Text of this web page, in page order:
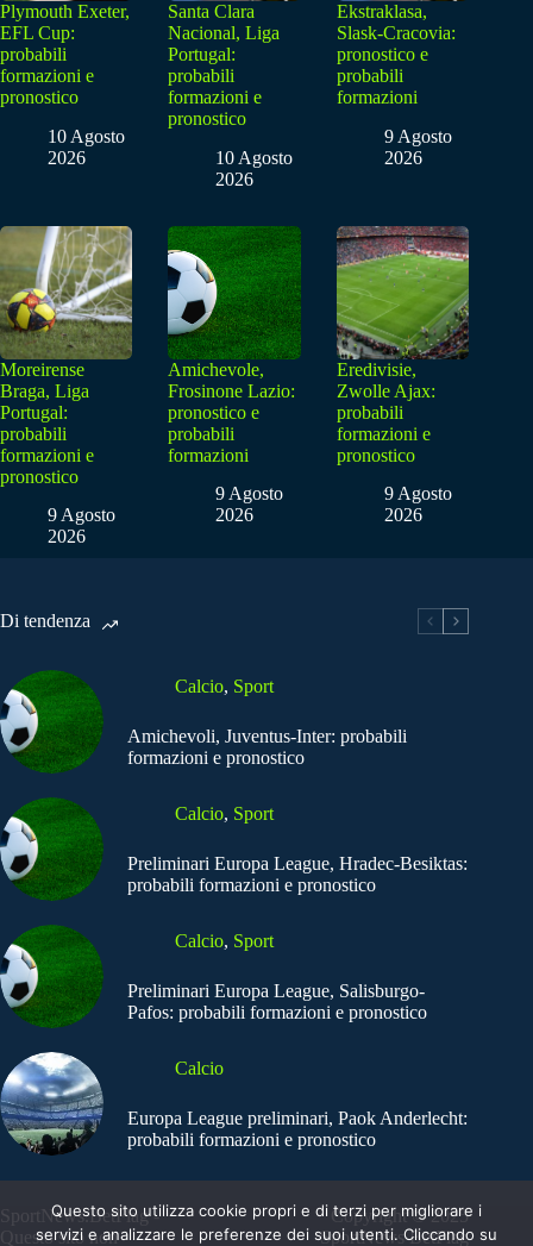
Plymouth Exeter,
EFL Cup:
probabili
formazioni e
pronostico
10 Agosto
2026
Santa Clara
Nacional, Liga
Portugal:
probabili
formazioni e
pronostico
10 Agosto
2026
Ekstraklasa,
Slask-Cracovia:
pronostico e
probabili
formazioni
9 Agosto
2026
Moreirense
Braga, Liga
Portugal:
probabili
formazioni e
pronostico
9 Agosto
2026
Amichevole,
Frosinone Lazio:
pronostico e
probabili
formazioni
9 Agosto
2026
Eredivisie,
Zwolle Ajax:
probabili
formazioni e
pronostico
9 Agosto
2026
Di tendenza
Calcio, Sport
Amichevoli, Juventus-Inter: probabili
formazioni e pronostico
Calcio, Sport
Preliminari Europa League, Hradec-Besiktas:
probabili formazioni e pronostico
Calcio, Sport
Preliminari Europa League, Salisburgo-
Pafos: probabili formazioni e pronostico
Calcio
Europa League preliminari, Paok Anderlecht:
probabili formazioni e pronostico
SportNews.BetFlag -
Questo sito non
Copyright © 2025
SportNews BetFlag
Questo sito utilizza cookie propri e di terzi per migliorare i
servizi e analizzare le preferenze dei suoi utenti. Cliccando su